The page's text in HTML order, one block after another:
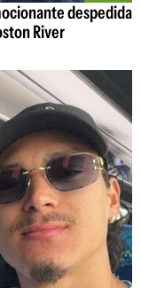
despedida
River